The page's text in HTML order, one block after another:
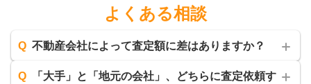
よくある相談
Q 不動産会社によって査定額に差はありますか？
Q
「大手」と「地元の会社」、どちらに査定依頼す